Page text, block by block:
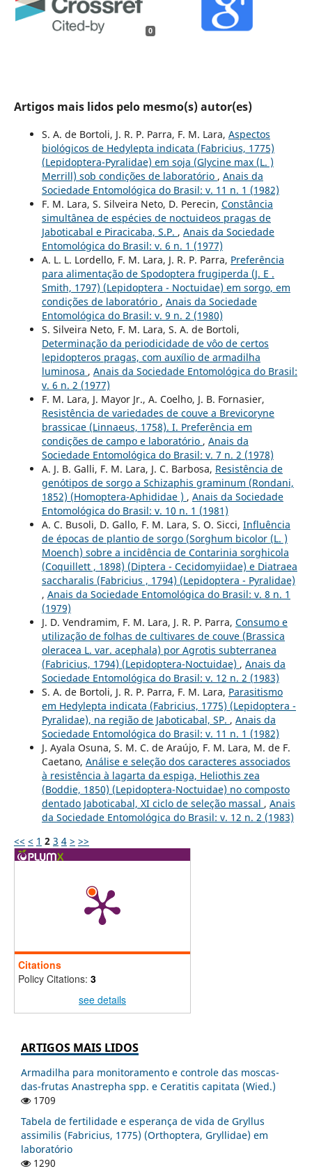
0
Artigos mais lidos pelo mesmo(s) autor(es)
S. A. de Bortoli, J. R. P. Parra, F. M. Lara, Aspectos
biológicos de Hedylepta indicata (Fabricius, 1775)
(Lepidoptera-Pyralidae) em soja (Glycine max (L. )
Merrill) sob condições de laboratório , Anais da
Sociedade Entomológica do Brasil: v. 11 n. 1 (1982)
F. M. Lara, S. Silveira Neto, D. Perecin, Constância
simultânea de espécies de noctuideos pragas de
Jaboticabal e Piracicaba, S.P. , Anais da Sociedade
Entomológica do Brasil: v. 6 n. 1 (1977)
A. L. L. Lordello, F. M. Lara, J. R. P. Parra, Preferência
para alimentação de Spodoptera frugiperda (J. E .
Smith, 1797) (Lepidoptera - Noctuidae) em sorgo, em
condições de laboratório , Anais da Sociedade
Entomológica do Brasil: v. 9 n. 2 (1980)
S. Silveira Neto, F. M. Lara, S. A. de Bortoli,
Determinação da periodicidade de vôo de certos
lepidopteros pragas, com auxílio de armadilha
luminosa , Anais da Sociedade Entomológica do Brasil:
v. 6 n. 2 (1977)
F. M. Lara, J. Mayor Jr., A. Coelho, J. B. Fornasier,
Resistência de variedades de couve a Brevicoryne
brassicae (Linnaeus, 1758). I. Preferência em
condições de campo e laboratório , Anais da
Sociedade Entomológica do Brasil: v. 7 n. 2 (1978)
A. J. B. Galli, F. M. Lara, J. C. Barbosa, Resistência de
genótipos de sorgo a Schizaphis graminum (Rondani,
1852) (Homoptera-Aphididae ) , Anais da Sociedade
Entomológica do Brasil: v. 10 n. 1 (1981)
A. C. Busoli, D. Gallo, F. M. Lara, S. O. Sicci, Influência
de épocas de plantio de sorgo (Sorghum bicolor (L. )
Moench) sobre a incidência de Contarinia sorghicola
(Coquillett , 1898) (Diptera - Cecidomyiidae) e Diatraea
saccharalis (Fabricius , 1794) (Lepidoptera - Pyralidae)
, Anais da Sociedade Entomológica do Brasil: v. 8 n. 1
(1979)
J. D. Vendramim, F. M. Lara, J. R. P. Parra, Consumo e
utilização de folhas de cultivares de couve (Brassica
oleracea L. var. acephala) por Agrotis subterranea
(Fabricius, 1794) (Lepidoptera-Noctuidae) , Anais da
Sociedade Entomológica do Brasil: v. 12 n. 2 (1983)
S. A. de Bortoli, J. R. P. Parra, F. M. Lara, Parasitismo
em Hedylepta indicata (Fabricius, 1775) (Lepidoptera -
Pyralidae), na região de Jaboticabal, SP. , Anais da
Sociedade Entomológica do Brasil: v. 11 n. 1 (1982)
J. Ayala Osuna, S. M. C. de Araújo, F. M. Lara, M. de F.
Caetano, Análise e seleção dos caracteres associados
à resistência à lagarta da espiga, Heliothis zea
(Boddie, 1850) (Lepidoptera-Noctuidae) no composto
dentado Jaboticabal, XI ciclo de seleção massal , Anais
da Sociedade Entomológica do Brasil: v. 12 n. 2 (1983)
<< < 1 2 3 4 > >>
Citations
Policy Citations: 3
see details
ARTIGOS MAIS LIDOS
Armadilha para monitoramento e controle das moscas-
das-frutas Anastrepha spp. e Ceratitis capitata (Wied.)
1709
Tabela de fertilidade e esperança de vida de Gryllus
assimilis (Fabricius, 1775) (Orthoptera, Gryllidae) em
laboratório
1290